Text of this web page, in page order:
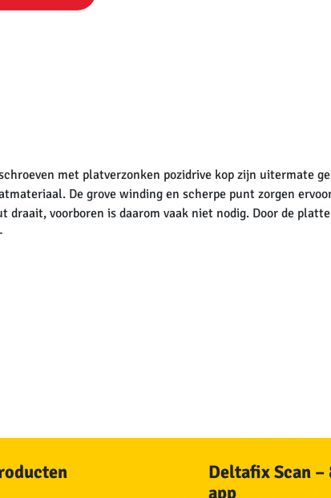
met platverzonken pozidrive kop zijn uitermate
De grove winding en scherpe punt zorgen
draait, voorboren is daarom vaak niet nodig. Door de
Deltafix Scan –
app